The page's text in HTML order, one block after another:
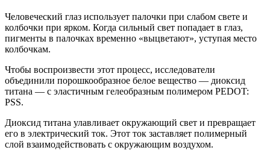
Человеческий глаз использует палочки при слабом свете и
колбочки при ярком. Когда сильный свет попадает в глаз,
пигменты в палочках временно «выцветают», уступая место
колбочкам.
Чтобы воспроизвести этот процесс, исследователи
объединили порошкообразное белое вещество — диоксид
титана — с эластичным гелеобразным полимером PEDOT:
PSS.
Диоксид титана улавливает окружающий свет и превращает
его в электрический ток. Этот ток заставляет полимерный
слой взаимодействовать с окружающим воздухом.